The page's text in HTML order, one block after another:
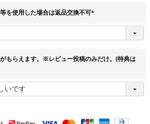
を使用した場合は返品交換不可
須
もらえます。※レビュー投稿のみだけ。(特典は